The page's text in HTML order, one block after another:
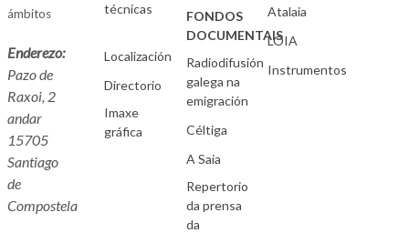
ámbitos
Enderezo:
Pazo de
Raxoi, 2
andar
15705
Santiago
de
Compostela
técnicas
Localización
Directorio
Imaxe
gráfica
FONDOS
DOCUMENTAIS
Radiodifusión
galega na
emigración
Céltiga
A Saia
Repertorio
da prensa
da
Atalaia
LOIA
Instrumentos